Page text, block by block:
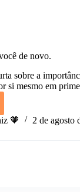
de novo.
sobre a
si mesmo em
🧡 2 de agosto